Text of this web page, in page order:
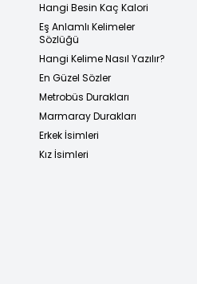
Hangi Besin Kaç Kalori
Eş Anlamlı Kelimeler
Sözlüğü
Hangi Kelime Nasıl Yazılır?
En Güzel Sözler
Metrobüs Durakları
Marmaray Durakları
Erkek İsimleri
Kız İsimleri